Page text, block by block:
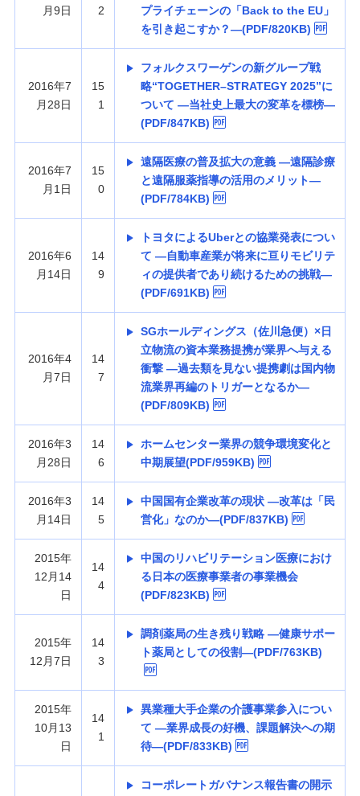
月9日
2
プライチェーンの「Back to the EU」
を引き起こすか？—(PDF/820KB)
2016年7
月28日
15
1
フォルクスワーゲンの新グループ戦
略“TOGETHER–STRATEGY 2025”に
ついて —当社史上最大の変革を標榜—
(PDF/847KB)
2016年7
月1日
15
0
遠隔医療の普及拡大の意義 —遠隔診療
と遠隔服薬指導の活用のメリット—
(PDF/784KB)
2016年6
月14日
14
9
トヨタによるUberとの協業発表につい
て —自動車産業が将来に亘りモビリテ
ィの提供者であり続けるための挑戦—
(PDF/691KB)
2016年4
月7日
14
7
SGホールディングス（佐川急便）×日
立物流の資本業務提携が業界へ与える
衝撃 —過去類を見ない提携劇は国内物
流業界再編のトリガーとなるか—
(PDF/809KB)
2016年3
月28日
14
6
ホームセンター業界の競争環境変化と
中期展望(PDF/959KB)
2016年3
月14日
14
5
中国国有企業改革の現状 —改革は「民
営化」なのか—(PDF/837KB)
2015年
12月14
日
14
4
中国のリハビリテーション医療におけ
る日本の医療事業者の事業機会
(PDF/823KB)
2015年
12月7日
14
3
調剤薬局の生き残り戦略 —健康サポー
ト薬局としての役割—(PDF/763KB)
2015年
10月13
日
14
1
異業種大手企業の介護事業参入につい
て —業界成長の好機、課題解決への期
待—(PDF/833KB)
コーポレートガバナンス報告書の開示